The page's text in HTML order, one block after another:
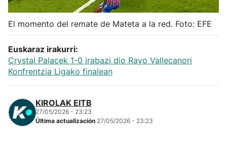
Más deportes
"Helmuga"
El momento del remate de Mateta a la red. Foto: EFE
Euskaraz irakurri:
Crystal Palacek 1-0 irabazi dio Rayo Vallecanori
Konfrentzia Ligako finalean
KIROLAK EITB
27/05/2026 - 23:23
Última actualización 27/05/2026 - 23:23